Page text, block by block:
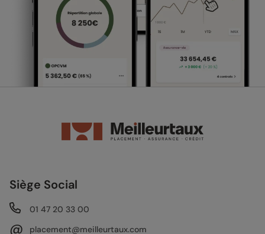
Siège Social
01 47 20 33 00
@
placement@meilleurtaux.com